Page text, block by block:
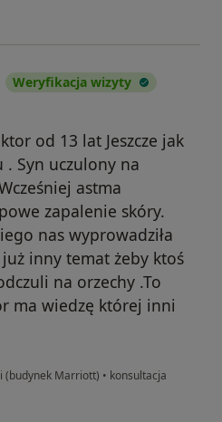
Weryfikacja wizyty
od 13 lat Jeszcze jak
. Syn uczulony na
astma
zapalenie skóry.
nas wyprowadziła
inny temat żeby ktoś
na orzechy .To
ma wiedzę której inni
(budynek Marriott) • konsultacja